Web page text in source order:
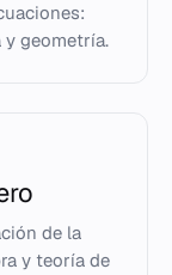
y geometría.
de la
y teoría de